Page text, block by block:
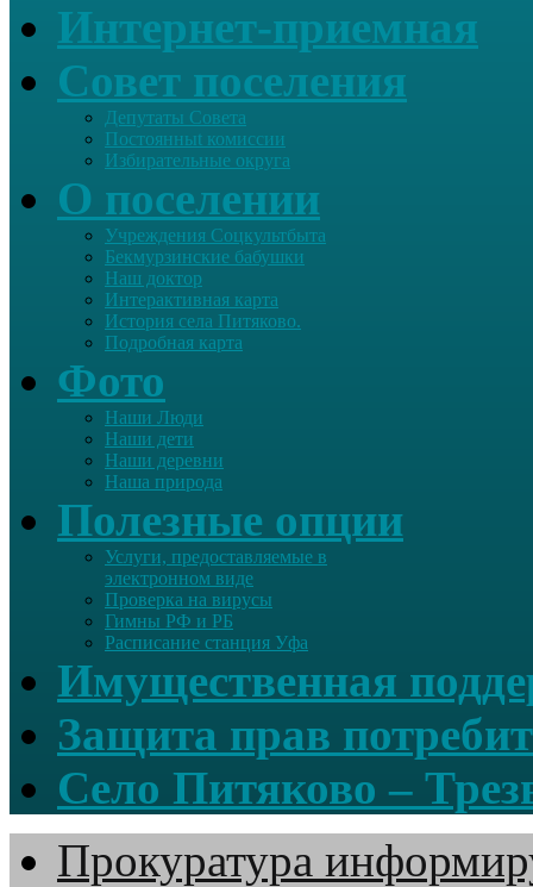
Интернет-приемная
Совет поселения
Депутаты Совета
Постоянныt комиссии
Избирательные округа
О поселении
Учреждения Соцкультбыта
Бекмурзинские бабушки
Наш доктор
Интерактивная карта
История села Питяково.
Подробная карта
Фото
Наши Люди
Наши дети
Наши деревни
Наша природа
Полезные опции
Услуги, предоставляемые в
электронном виде
Проверка на вирусы
Гимны РФ и РБ
Расписание станция Уфа
Имущественная
Защита прав
Село Питяково –
Прокуратура